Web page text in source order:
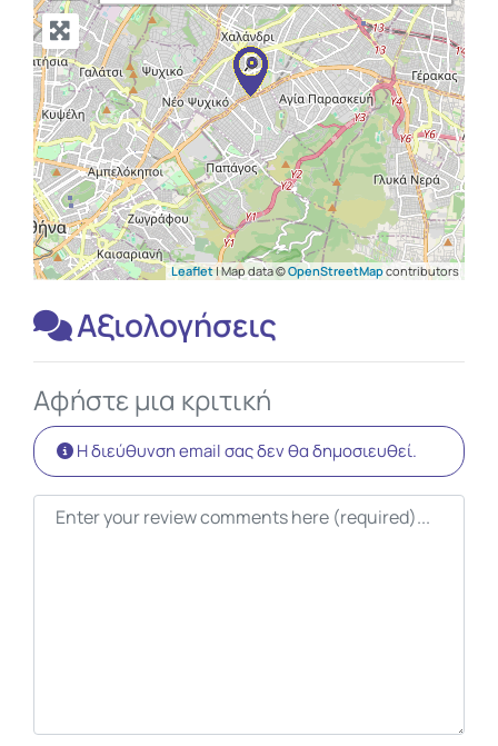
Leaflet| Map data ©OpenStreetMapcontributors
Αξιολογήσεις
Αφήστε μια κριτική
Η διεύθυνση email σας δεν θα δημοσιευθεί.
Κείμενο κριτικής